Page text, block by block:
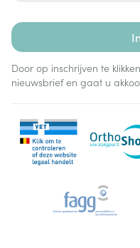
Door op inschrijven te
nieuwsbrief en gaat u